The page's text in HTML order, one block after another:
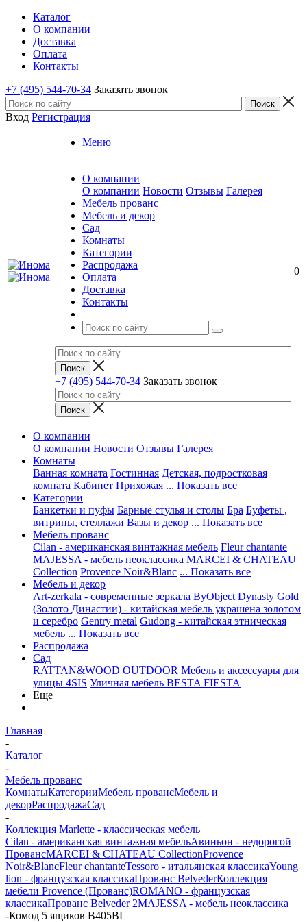
Каталог
О компании
Доставка
Оплата
Контакты
+7 (495) 544-70-34 Заказать звонок
Вход Регистрация
Меню
О компании
О компании Новости Отзывы Галерея
Мебель прованс
Мебель и декор
Сад
Комнаты
Категории
Распродажа
Оплата
Доставка
Контакты
+7 (495) 544-70-34 Заказать звонок
0
О компании
О компании Новости Отзывы Галерея
Комнаты
Ванная комната Гостинная Детская, подростковая
комната Кабинет Прихожая ... Показать все
Категории
Банкетки и пуфы Барные стулья и столы Бра Буфеты ,
витрины, стеллажи Вазы и декор ... Показать все
Мебель прованс
Cilan - американская винтажная мебель Fleur chantante
MAJESSA - мебель неоклассика MARCEI & CHATEAU
Collection Provence Noir&Blanc ... Показать все
Мебель и декор
Art-zerkala - современные зеркала ByObject Dynasty Gold
(Золото Династии) - китайская мебель украшена золотом
и серебро Gentry metal Gudong - китайская этническая
мебель ... Показать все
Распродажа
Сад
RATTAN&WOOD OUTDOOR Мебель и аксессуары для
улицы 4SIS Уличная мебель BESTA FIESTA
Еще
Главная
-
Каталог
-
Мебель прованс
КомнатыКатегорииМебель провансМебель и
декорРаспродажаСад
-
Коллекция Marlette - классическая мебель
Cilan - американская винтажная мебельАвиньон - недорогой
ПровансMARCEI & CHATEAU CollectionProvence
Noir&BlancFleur chantanteTessoro - итальянская классикаYoung
lion - французская классикаПрованс BelvederКоллекция
мебели Provence (Прованс)ROMANO - французская
классикаПрованс Belveder 2MAJESSA - мебель неоклассика
-Комод 5 ящиков В405BL